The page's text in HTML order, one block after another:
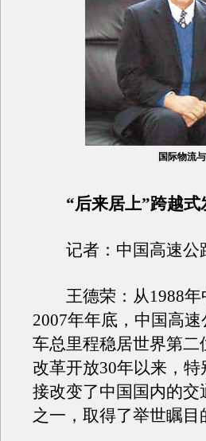
国际物流
“后来居上”跨越式
记者：中国高速公
王德荣：从1988年
2007年年底，中国高
车总里程稳居世界第
改革开放30年以来，
接改变了中国国内的
之一，取得了举世瞩目